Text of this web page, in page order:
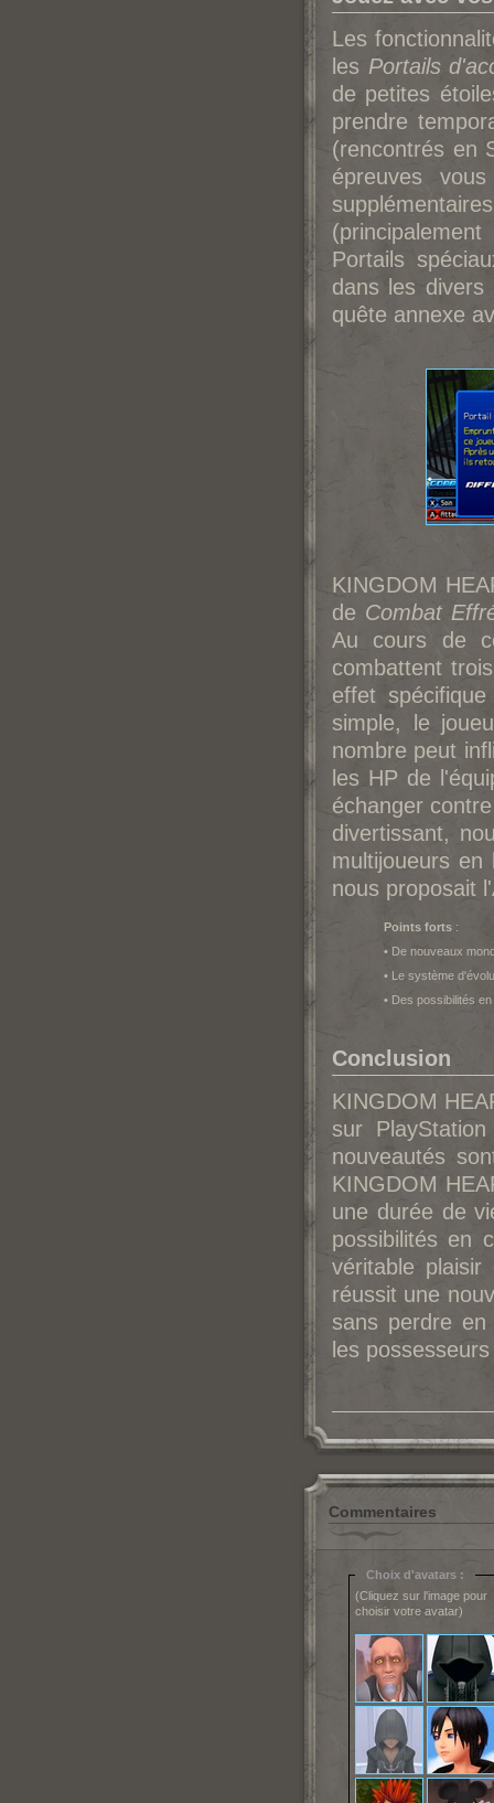
Les
les Portails
de petites
prendre
(rencontrés en
épreuves
Portails
dans les
quête annexe
KINGDOM
de Combat
Au cours de
combattent
effet
simple, le
nombre peut
les HP de
échanger
divertissant,
multijoueurs
nous proposait
Points forts:
• De nouveaux
• Le système
• Des possibilités
Conclusion
KINGDOM
sur
nouveautés
KINGDOM
une durée de
possibilités en
véritable
réussit une
sans perdre en
les
Commentaires
Choix d'avatars :
(Cliquez sur l'image pour
choisir votre avatar)